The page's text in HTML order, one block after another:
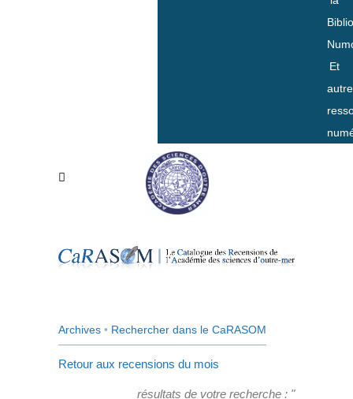
Et
Archives • Rechercher dans le CaRASOM
Retour aux recensions du mois
résultats de votre recherche : "